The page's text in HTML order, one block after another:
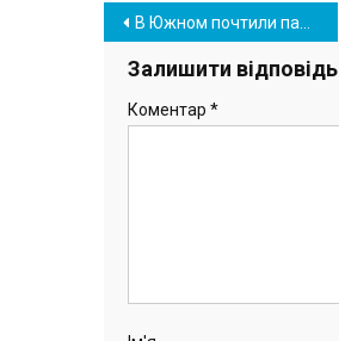
Навігація
записів
В Южном почтили память ликвидаторов последствий Чернобыльской катастрофы (фото)
Залишити відповідь
Коментар *